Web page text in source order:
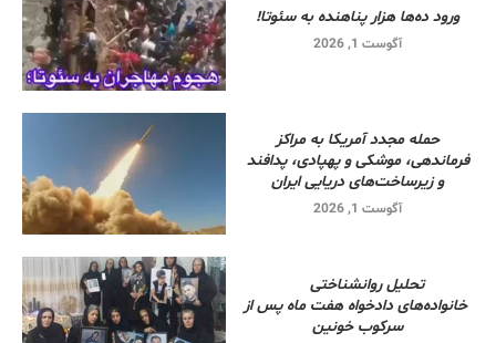
ورود ده‌ها هزار پناهنده به سئوتا!
آگوست 1, 2026
حمله مجدد آمریکا به مراکز
فرماندهی، موشکی و پهپادی، پدافند
و زیرساخت‌های دریایی ایران
آگوست 1, 2026
تحلیل روانشناختی
خانواده‌های دادخواه هفت ماه پس از
سرکوب خونین